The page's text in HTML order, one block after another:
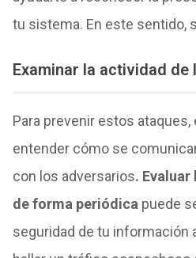
tu sistema. En este sentido,
Examinar la actividad de
Para prevenir estos
entender cómo se
con los adversarios.
de forma periódica puede
seguridad de tu información